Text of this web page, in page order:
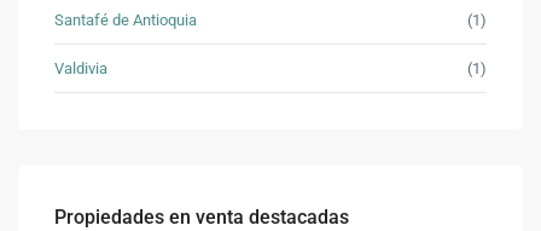
Santafé de Antioquia (1)
Valdivia (1)
Propiedades en venta destacadas